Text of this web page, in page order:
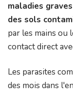
maladies
des sols
par les mains ou
contact direct
Les parasites
des mois dans